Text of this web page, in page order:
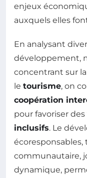
enjeux
auxquels elles
En analysant
développement,
concentrant sur la
le tourisme, on
coopération
pour favoriser des
inclusifs. Le
communautaire,
dynamique,